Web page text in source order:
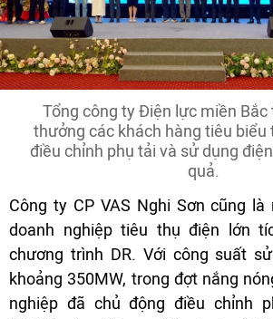
Tổng công ty Điện lực miền Bắc
thưởng các khách hàng tiêu biểu
điều chỉnh phụ tải và sử dụng
quả.
Công ty CP VAS Nghi Sơn cũng
doanh nghiệp tiêu thụ điện lớn
chương trình DR. Với công suất
khoảng 350MW, trong đợt nắng
nghiệp đã chủ động điều chỉnh